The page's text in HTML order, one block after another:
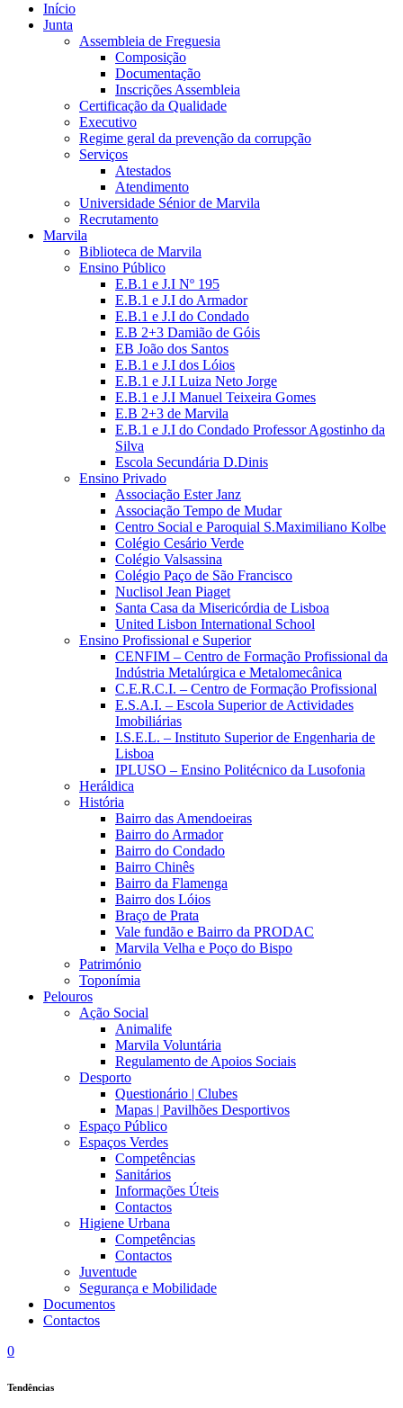
Início
Junta
Assembleia de Freguesia
Composição
Documentação
Inscrições Assembleia
Certificação da Qualidade
Executivo
Regime geral da prevenção da corrupção
Serviços
Atestados
Atendimento
Universidade Sénior de Marvila
Recrutamento
Marvila
Biblioteca de Marvila
Ensino Público
E.B.1 e J.I Nº 195
E.B.1 e J.I do Armador
E.B.1 e J.I do Condado
E.B 2+3 Damião de Góis
EB João dos Santos
E.B.1 e J.I dos Lóios
E.B.1 e J.I Luiza Neto Jorge
E.B.1 e J.I Manuel Teixeira Gomes
E.B 2+3 de Marvila
E.B.1 e J.I do Condado Professor Agostinho da
Silva
Escola Secundária D.Dinis
Ensino Privado
Associação Ester Janz
Associação Tempo de Mudar
Centro Social e Paroquial S.Maximiliano Kolbe
Colégio Cesário Verde
Colégio Valsassina
Colégio Paço de São Francisco
Nuclisol Jean Piaget
Santa Casa da Misericórdia de Lisboa
United Lisbon International School
Ensino Profissional e Superior
CENFIM – Centro de Formação Profissional da
Indústria Metalúrgica e Metalomecânica
C.E.R.C.I. – Centro de Formação Profissional
E.S.A.I. – Escola Superior de Actividades
Imobiliárias
I.S.E.L. – Instituto Superior de Engenharia de
Lisboa
IPLUSO – Ensino Politécnico da Lusofonia
Heráldica
História
Bairro das Amendoeiras
Bairro do Armador
Bairro do Condado
Bairro Chinês
Bairro da Flamenga
Bairro dos Lóios
Braço de Prata
Vale fundão e Bairro da PRODAC
Marvila Velha e Poço do Bispo
Património
Toponímia
Pelouros
Ação Social
Animalife
Marvila Voluntária
Regulamento de Apoios Sociais
Desporto
Questionário | Clubes
Mapas | Pavilhões Desportivos
Espaço Público
Espaços Verdes
Competências
Sanitários
Informações Úteis
Contactos
Higiene Urbana
Competências
Contactos
Juventude
Segurança e Mobilidade
Documentos
Contactos
0
Tendências